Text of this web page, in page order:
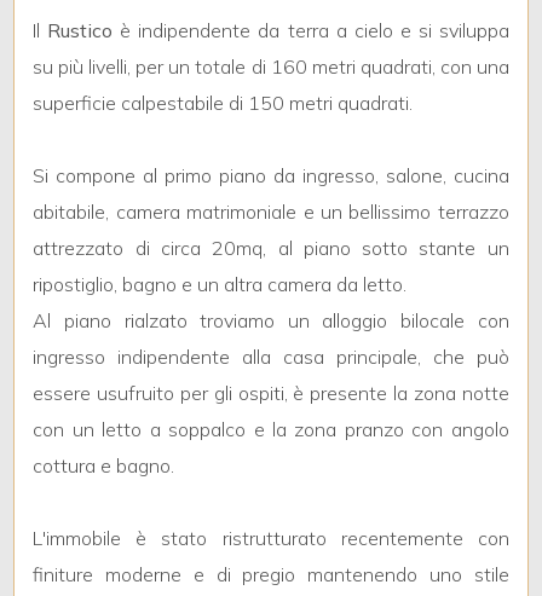
Il Rustico è indipendente da terra a cielo e si sviluppa
su più livelli, per un totale di 160 metri quadrati, con una
superficie calpestabile di 150 metri quadrati.
Si compone al primo piano da ingresso, salone, cucina
abitabile, camera matrimoniale e un bellissimo terrazzo
attrezzato di circa 20mq, al piano sotto stante un
ripostiglio, bagno e un altra camera da letto.
Al piano rialzato troviamo un alloggio bilocale con
ingresso indipendente alla casa principale, che può
essere usufruito per gli ospiti, è presente la zona notte
con un letto a soppalco e la zona pranzo con angolo
cottura e bagno.
L'immobile è stato ristrutturato recentemente con
finiture moderne e di pregio mantenendo uno stile
minimi
1
2
3
4
5+